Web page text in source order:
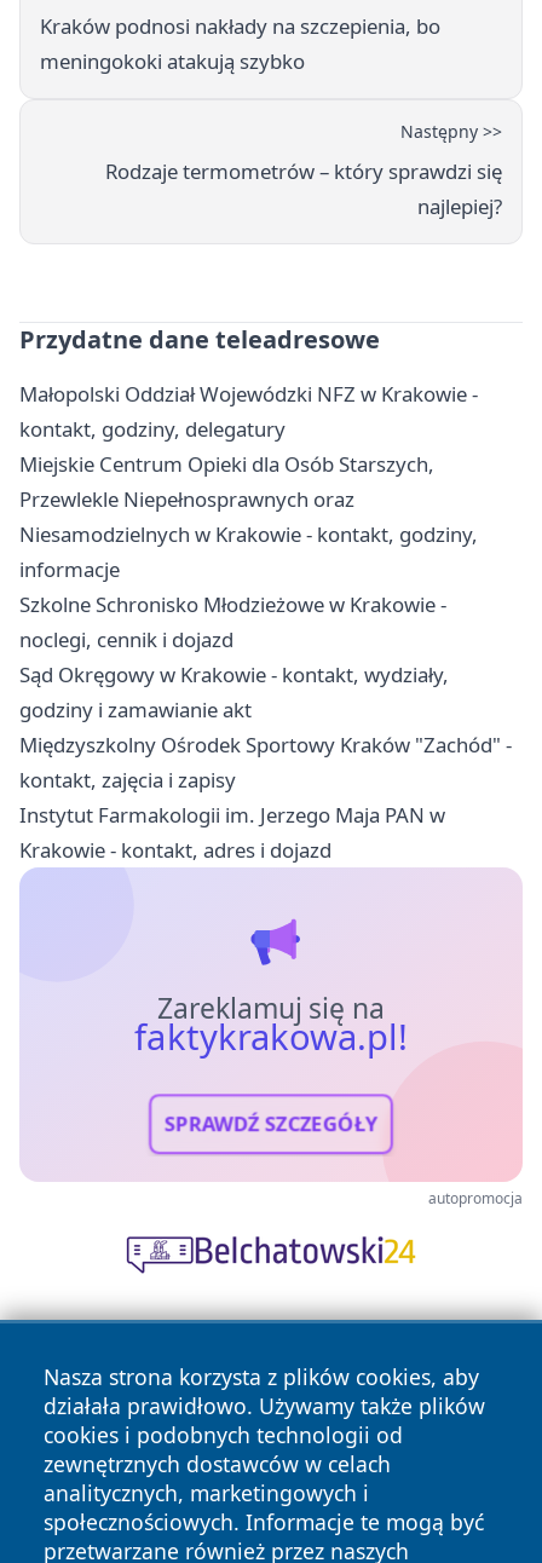
Kraków podnosi nakłady na szczepienia, bo
meningokoki atakują szybko
Następny >>
Rodzaje termometrów – który sprawdzi się
najlepiej?
Przydatne dane teleadresowe
Małopolski Oddział Wojewódzki NFZ w Krakowie -
kontakt, godziny, delegatury
Miejskie Centrum Opieki dla Osób Starszych,
Przewlekle Niepełnosprawnych oraz
Niesamodzielnych w Krakowie - kontakt, godziny,
informacje
Szkolne Schronisko Młodzieżowe w Krakowie -
noclegi, cennik i dojazd
Sąd Okręgowy w Krakowie - kontakt, wydziały,
godziny i zamawianie akt
Międzyszkolny Ośrodek Sportowy Kraków "Zachód" -
kontakt, zajęcia i zapisy
Instytut Farmakologii im. Jerzego Maja PAN w
Krakowie - kontakt, adres i dojazd
Zareklamuj się na
faktykrakowa.pl!
SPRAWDŹ SZCZEGÓŁY
autopromocja
Nasza strona korzysta z plików cookies, aby
działała prawidłowo. Używamy także plików
cookies i podobnych technologii od
zewnętrznych dostawców w celach
analitycznych, marketingowych i
społecznościowych. Informacje te mogą być
przetwarzane również przez naszych
Copyright © 2026 faktykrakowa.pl Wszystkie prawa
zastrzeżone.